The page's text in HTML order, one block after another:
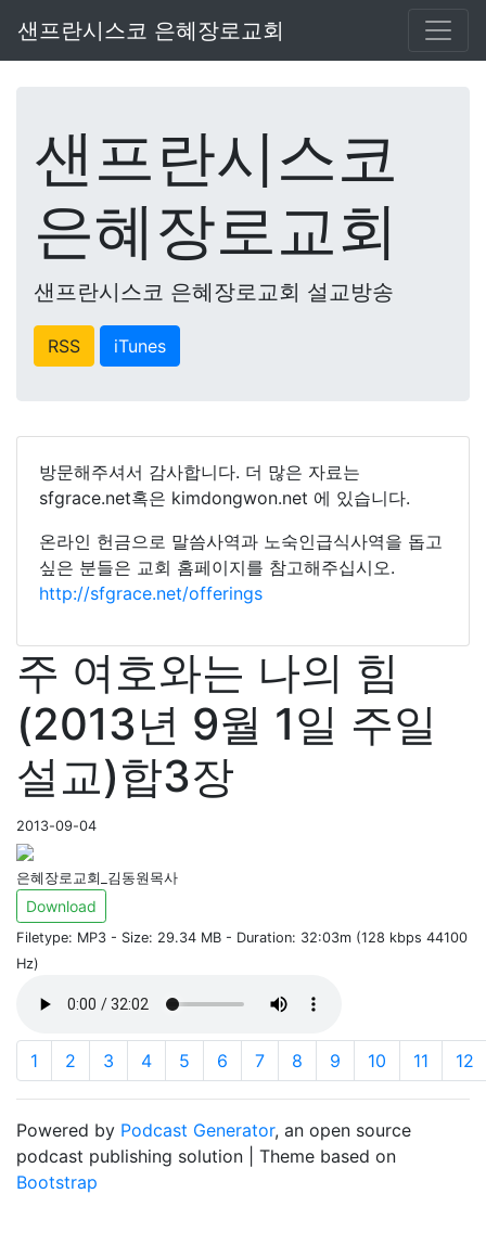
샌프란시스코 은혜장로교회
샌프란시스코
은혜장로교회
샌프란시스코 은혜장로교회 설교방송
RSS iTunes
방문해주셔서 감사합니다. 더 많은 자료는
sfgrace.net혹은 kimdongwon.net 에 있습니다.
온라인 헌금으로 말씀사역과 노숙인급식사역을 돕고
싶은 분들은 교회 홈페이지를 참고해주십시오.
http://sfgrace.net/offerings
주 여호와는 나의 힘
(2013년 9월 1일 주일
설교)합3장
2013-09-04
은혜장로교회_김동원목사
Download
Filetype: MP3 - Size: 29.34 MB - Duration: 32:03m (128 kbps 44100
Hz)
1 2 3 4 5 6 7 8 9 10 11 12
Powered by Podcast Generator, an open source
podcast publishing solution | Theme based on
Bootstrap